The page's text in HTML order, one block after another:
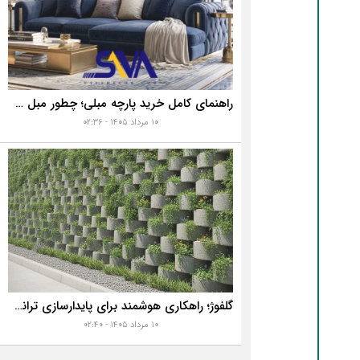
راهنمای کامل خرید پارچه مبلی؛ چطور مبل خانه تان را به رخ همه بکشید؟
۱۰ مرداد ۱۴۰۵ - ۰۲:۳۶
گلفوژ؛ راهکاری هوشمند برای پایدارسازی ترانشه، ساخت دیوار حائل و زیباسازی شهری
۱۰ مرداد ۱۴۰۵ - ۰۲:۴۰